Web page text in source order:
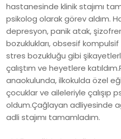
hastanesinde klinik stajımı
psikolog olarak görev aldım.
depresyon, panik atak,
bozuklukları, obsesif
stres bozukluğu gibi
çalıştım ve heyetlere
anaokulunda, ilkokulda özel
çocuklar ve aileleriyle çalışıp
oldum.Çağlayan adliyesinde
adli stajımı tamamladım.